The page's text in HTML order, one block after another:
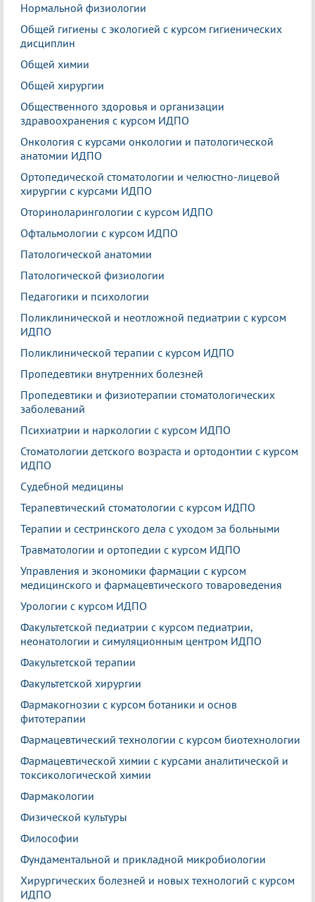
Нормальной физиологии
Общей гигиены с экологией с курсом гигиенических
дисциплин
Общей химии
Общей хирургии
Общественного здоровья и организации
здравоохранения с курсом ИДПО
Онкология с курсами онкологии и патологической
анатомии ИДПО
Ортопедической стоматологии и челюстно-лицевой
хирургии с курсами ИДПО
Оториноларингологии с курсом ИДПО
Офтальмологии с курсом ИДПО
Патологической анатомии
Патологической физиологии
Педагогики и психологии
Поликлинической и неотложной педиатрии с курсом
ИДПО
Поликлинической терапии с курсом ИДПО
Пропедевтики внутренних болезней
Пропедевтики и физиотерапии стоматологических
заболеваний
Психиатрии и наркологии с курсом ИДПО
Стоматологии детского возраста и ортодонтии с курсом
ИДПО
Судебной медицины
Терапевтический стоматологии с курсом ИДПО
Терапии и сестринского дела с уходом за больными
Травматологии и ортопедии с курсом ИДПО
Управления и экономики фармации с курсом
медицинского и фармацевтического товароведения
Урологии с курсом ИДПО
Факультетской педиатрии с курсом педиатрии,
неонатологии и симуляционным центром ИДПО
Факультетской терапии
Факультетской хирургии
Фармакогнозии с курсом ботаники и основ
фитотерапии
Фармацевтический технологии с курсом биотехнологии
Фармацевтической химии с курсами аналитической и
токсикологической химии
Фармакологии
Физической культуры
Философии
Фундаментальной и прикладной микробиологии
Хирургических болезней и новых технологий с курсом
ИДПО